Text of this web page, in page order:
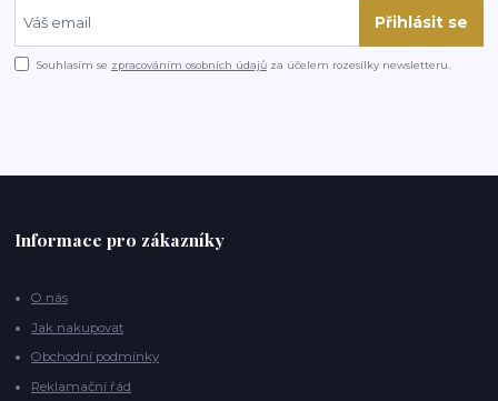
Přihlásit se
Souhlasím se zpracováním osobních údajů za účelem rozesílky newsletteru.
Informace pro zákazníky
O nás
Jak nakupovat
Obchodní podmínky
Reklamační řád